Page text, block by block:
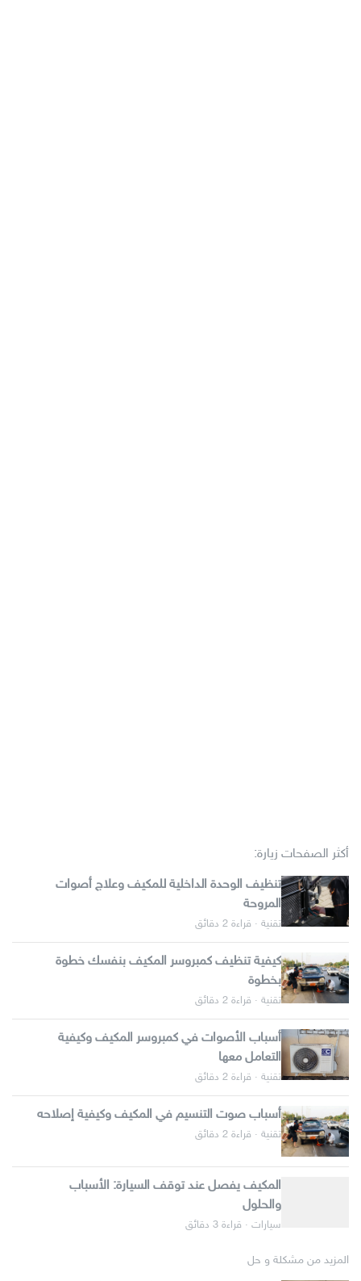
أكثر الصفحات زيارة:
تنظيف الوحدة الداخلية للمكيف وعلاج أصوات
المروحة
تقنية · قراءة 2 دقائق
كيفية تنظيف كمبروسر المكيف بنفسك خطوة
بخطوة
تقنية · قراءة 2 دقائق
أسباب الأصوات في كمبروسر المكيف وكيفية
التعامل معها
تقنية · قراءة 2 دقائق
أسباب صوت التنسيم في المكيف وكيفية إصلاحه
تقنية · قراءة 2 دقائق
المكيف يفصل عند توقف السيارة: الأسباب
والحلول
سيارات · قراءة 3 دقائق
المزيد من مشكلة و حل